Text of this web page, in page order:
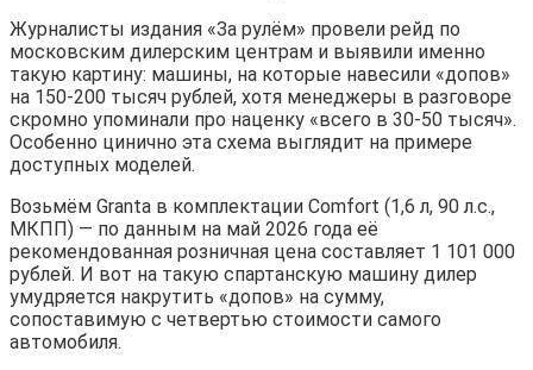
Журналисты издания «За рулём» провели рейд по
московским дилерским центрам и выявили именно
такую картину: машины, на которые навесили «допов»
на 150-200 тысяч рублей, хотя менеджеры в разговоре
скромно упоминали про наценку «всего в 30-50 тысяч».
Особенно цинично эта схема выглядит на примере
доступных моделей.
Возьмём Granta в комплектации Comfort (1,6 л, 90 л.с.,
МКПП) — по данным на май 2026 года её
рекомендованная розничная цена составляет 1 101 000
рублей. И вот на такую спартанскую машину дилер
умудряется накрутить «допов» на сумму,
сопоставимую с четвертью стоимости самого
автомобиля.